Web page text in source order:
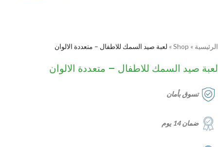
الرئيسية »
Shop
» لعبة صيد السمك للاطفال – متعددة الالوان
لعبة صيد السمك للاطفال – متعددة الالوان
تسوق بأمان
ضمان 14 يوم